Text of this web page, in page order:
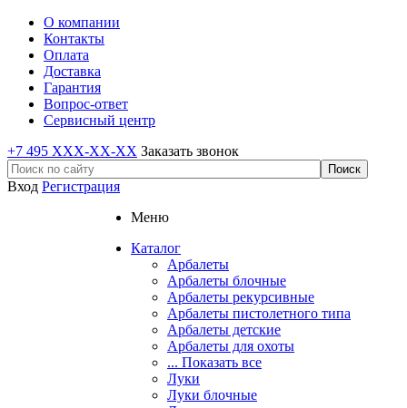
О компании
Контакты
Оплата
Доставка
Гарантия
Вопрос-ответ
Сервисный центр
+7 495 XXX-XX-XX Заказать звонок
Вход Регистрация
Меню
Каталог
Арбалеты
Арбалеты блочные
Арбалеты рекурсивные
Арбалеты пистолетного типа
Арбалеты детские
Арбалеты для охоты
... Показать все
Луки
Луки блочные